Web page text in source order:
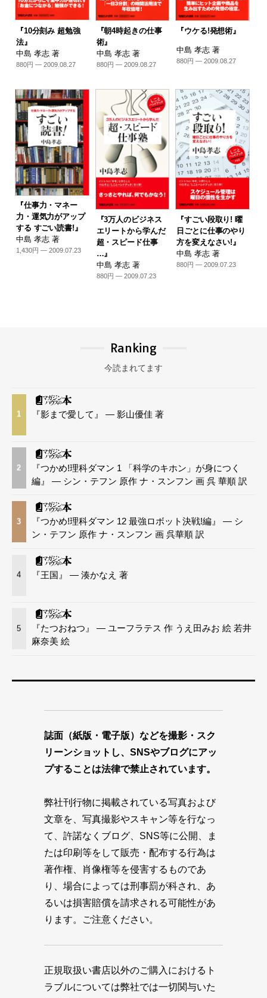
『10分刻み 超勉強
法』
中島 孝志 著
880円 — 2009.08.27
『朝4時起きの仕事
術』
中島 孝志 著
880円 — 2009.08.27
『ウケる!発想術』
中島 孝志 著
880円 — 2009.08.27
『仕事力・マネー
力・運気力がアップ
する すごい読書!』
中島 孝志 著
1,430円 — 2009.07.23
『3万人のビジネス
エリートから学んだ
超・スピード仕事
…』
中島 孝志 著
880円 — 2009.07.23
『すごい段取り! 曜
日ごとに仕事のやり
方を変えなさい!』
中島 孝志 著
880円 — 2009.07.23
Ranking
今読まれてます
1 『影まで愛して』 — 影山優佳 著
2
『つかめ!理科ダマン 1 「科学のキホン」が身につく
編』 — シン・テフン 原作 ナ・スンフン 画 呉 華順 訳
3
『つかめ!理科ダマン 12 最強ロボット決戦!編』 — シ
ン・テフン 原作 ナ・スンフン 画 呉華順 訳
4 『王国』 — 湊かなえ 著
5
『たつおねつ』 — ユーフラテス 作 うえ田みお 絵 若井
麻奈美 絵
誌面（紙版・電子版）などを撮影・スク
リーンショットし、SNSやブログにアッ
プすることは法律で禁止されています。
弊社刊行物に掲載されている写真および
文章を、写真撮影やスキャン等を行なっ
て、許諾なくブログ、SNS等に公開、ま
たは印刷等をして販売・配布する行為は
著作権、肖像権等を侵害するものであ
り、場合によっては刑事罰が科され、あ
るいは損害賠償を請求される可能性があ
ります。ご注意ください。
正規取扱い書店以外のご購入におけるト
ラブルについては弊社では一切関与いた